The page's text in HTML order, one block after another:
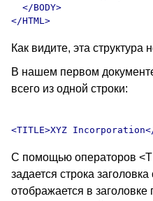
  </BODY>
Как видите, эта структура
В нашем первом
всего из одной строки:
С помощью операторов
задается строка
отображается в заголовке